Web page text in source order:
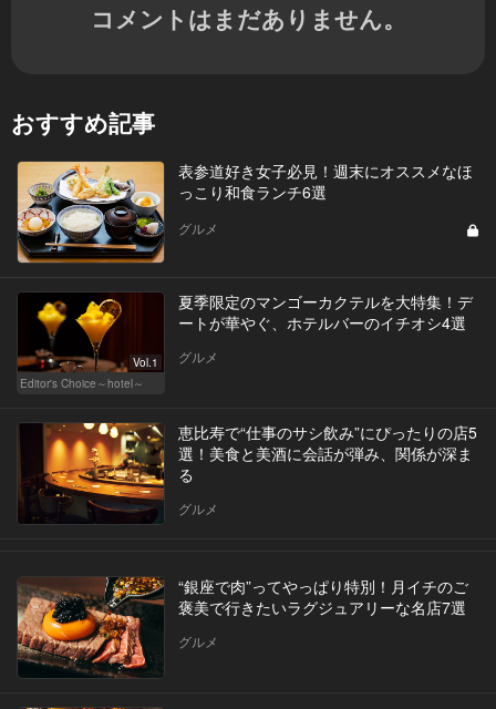
コメントはまだありません。
おすすめ記事
表参道好き女子必見！週末にオススメなほ
っこり和食ランチ6選
グルメ
Vol.1
Editor's Choice～hotel～
夏季限定のマンゴーカクテルを大特集！デ
ートが華やぐ、ホテルバーのイチオシ4選
グルメ
恵比寿で“仕事のサシ飲み”にぴったりの店5
選！美食と美酒に会話が弾み、関係が深ま
る
グルメ
“銀座で肉”ってやっぱり特別！月イチのご
褒美で行きたいラグジュアリーな名店7選
グルメ